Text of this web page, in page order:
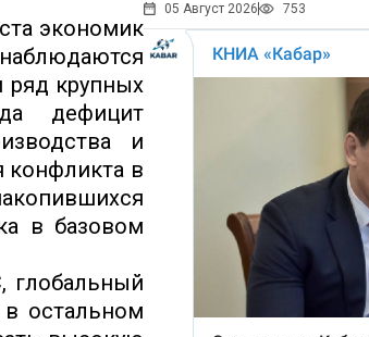
экономик
ряд крупных
дефицит
и
конфликта в
в базовом
глобальный
остальном
05 Август 2026 753